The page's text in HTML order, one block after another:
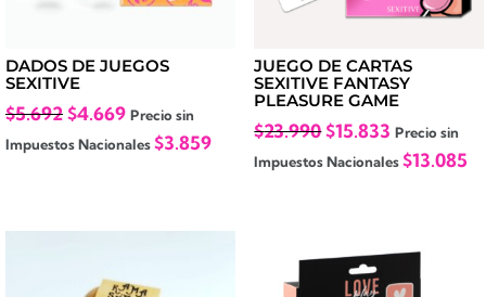
DADOS DE JUEGOS
SEXITIVE
$5.692El
precio
$5.692.
$4.669El
precio
$4.669.
Precio sin
Impuestos Nacionales$3.859
JUEGO DE CARTAS
SEXITIVE FANTASY
PLEASURE GAME
$23.990El
precio
$15.833 El
precio
Precio sin
Impuestos Nacionales$13.085